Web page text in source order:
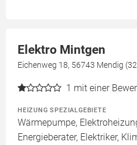
Elektro Mintgen
Eichenweg 18, 56743 Mendig
1 mit einer
HEIZUNG SPEZIALGEBIETE
Wärmepumpe,
Energieberater, Elektriker,